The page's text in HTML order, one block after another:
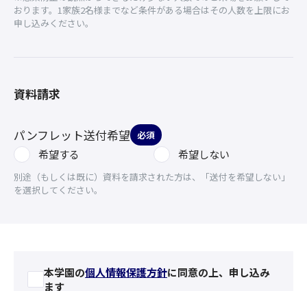
おります。1家族2名様までなど条件がある場合はその人数を上限にお
申し込みください。
資料請求
パンフレット送付希望 必須
希望する 希望しない
別途（もしくは既に）資料を請求された方は、「送付を希望しない」
を選択してください。
本学園の個人情報保護方針に同意の上、申し込み
ます